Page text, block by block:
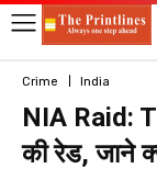
Crime India
NIA Raid:
की रेड, जाने